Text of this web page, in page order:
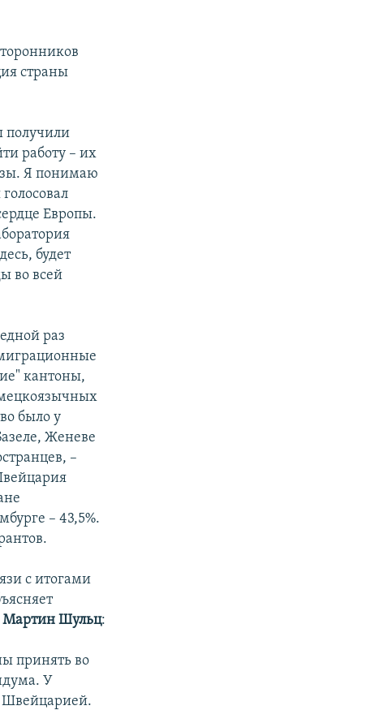
страны
получили
работу – их
Я понимаю
Европы.
будет
во всей
раз
кантоны,
было у
Женеве
–
– 43,5%.
с итогами
Мартин Шульц:
принять во
У
Швейцарией.